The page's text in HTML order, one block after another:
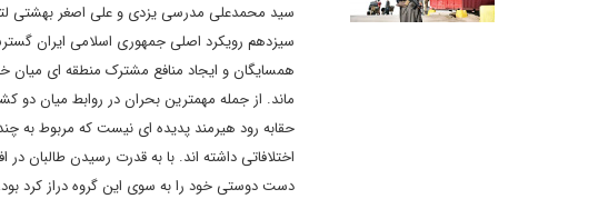
سید محمدعلی مدرسی یزدی و علی اصغر بهشتی
سیزدهم رویکرد اصلی جمهوری اسلامی ایران
همسایگان و ایجاد منافع مشترک منطقه ای میان
ماند. از جمله مهمترین بحران در روابط میان دو
اختلافاتی داشته اند. با به قدرت رسیدن طالبان در
دست دوستی خود را به سوی این گروه دراز کرد